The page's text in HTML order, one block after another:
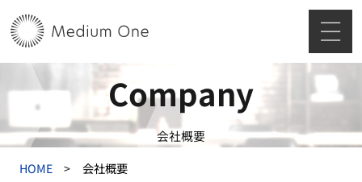
会社概要
Company
HOME 会社概要